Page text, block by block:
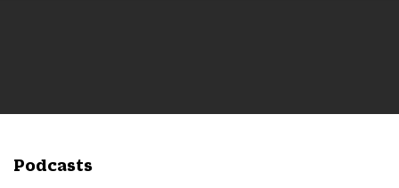
Podcasts